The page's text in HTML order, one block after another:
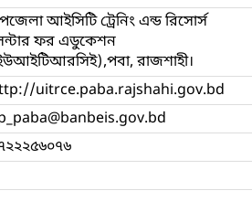
আইসিটি ট্রেনিং এন্ড রিসোর্স
ফর এডুকেশন
রাজশাহী।
uitrce.paba.rajshahi.gov.bd
@banbeis.gov.bd